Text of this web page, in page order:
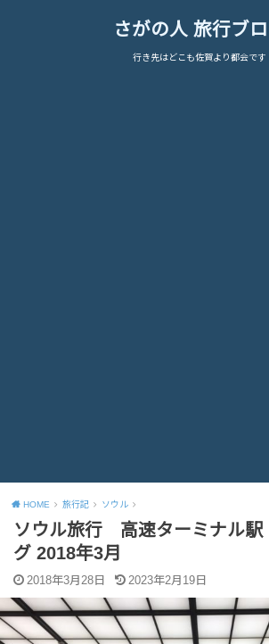
さがの人 旅行ブ
行き先はどこも佐賀より都会です
HOME 旅行記 ソウル
ソウル旅行 高速ターミナル駅
グ 2018年3月
2018年3月28日 2023年2月19日